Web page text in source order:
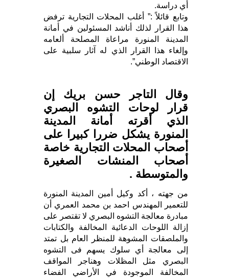
أي دراسة.
وتابع قائلاً :” أغلب المحلات التجارية ترفض
هذا القرار لذلك أناشد المسئولين في أمانة
المدينة المنورة مراعاة المصلحة ألعامه
وإلغاء هذا القرار الذي له آثار سلبية على
الاقتصاد الوطني”.
وقال التاجر حسن بريك إن
قرار لوحات التشوه البصري
الذي أقرته أمانة المدينة
المنورة يشكل ضررا كبيرا على
أصحاب المحلات التجارية خاصة
أصحاب المنشات الصغيرة
والمتوسطة .
من جهته ، أكد وكيل أمين المدينة المنورة
للتعمير المهندس احمد بن محمد العمري أن
مبادرة معالجة التشوه البصري لا تقتصر على
إزالة اللوحات الدعائية المخالفة والكتابات
والملصقات المشوهة للمنظر العام بل تمتد
إلى معالجة أي سلوك يسهم فى التشوه
البصري مثل المظلات وهناجر المواقف
المخالفة الموجودة في الأراضي الفضاء